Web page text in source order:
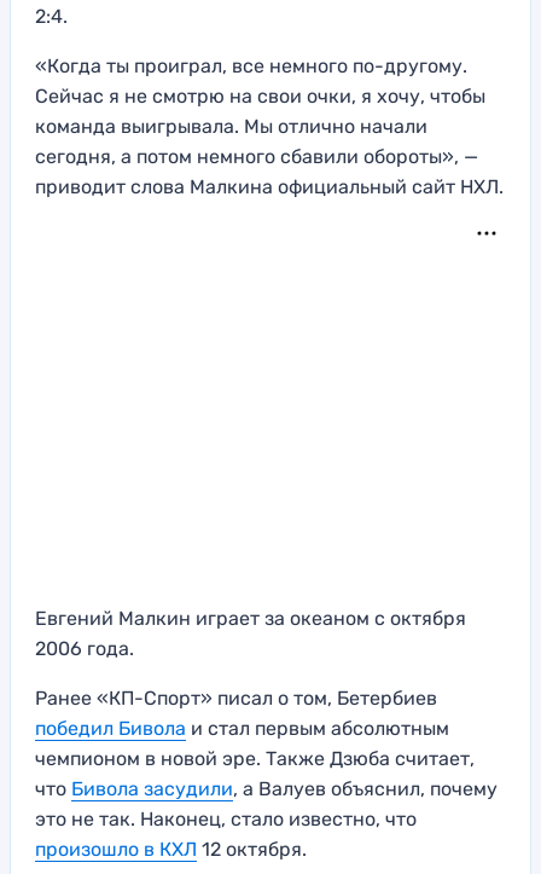
2:4.
«Когда ты проиграл, все немного по-другому.
Сейчас я не смотрю на свои очки, я хочу, чтобы
команда выигрывала. Мы отлично начали
сегодня, а потом немного сбавили обороты», —
приводит слова Малкина официальный сайт НХЛ.
Евгений Малкин играет за океаном с октября
2006 года.
Ранее «КП-Спорт» писал о том, Бетербиев
победил Бивола и стал первым абсолютным
чемпионом в новой эре. Также Дзюба считает,
что Бивола засудили, а Валуев объяснил, почему
это не так. Наконец, стало известно, что
произошло в КХЛ 12 октября.